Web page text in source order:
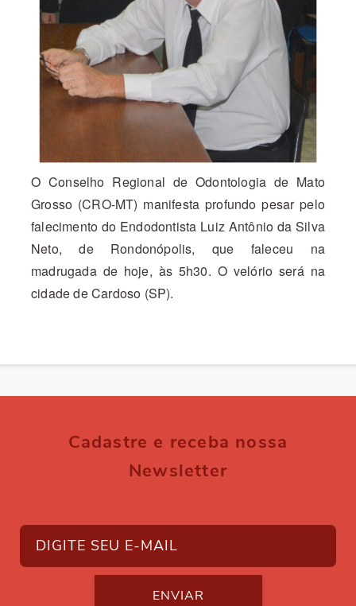
O Conselho Regional de Odontologia de Mato
Grosso (CRO-MT) manifesta profundo pesar pelo
falecimento do Endodontista Luiz Antônio da Silva
Neto, de Rondonópolis, que faleceu na
madrugada de hoje, às 5h30. O velório será na
cidade de Cardoso (SP).
Cadastre e receba nossa
Newsletter
ENVIAR